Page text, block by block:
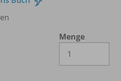
Menge